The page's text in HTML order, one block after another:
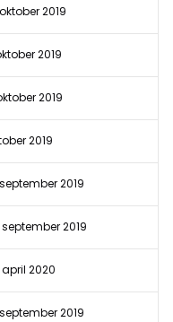
2019
2019
2019
2019
2019
2019
2020
2019